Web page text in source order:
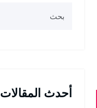
أحدث المقالات